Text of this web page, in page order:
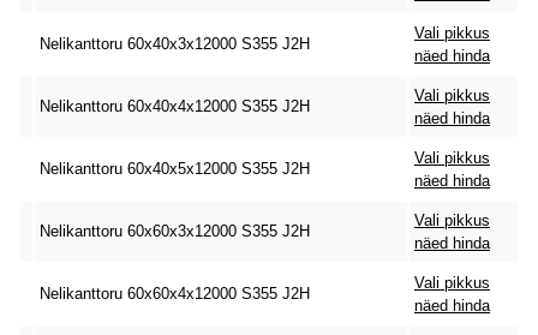
Nelikanttoru 60x40x3x12000 S355 J2H
Vali pikkus
näed hinda
Nelikanttoru 60x40x4x12000 S355 J2H
Vali pikkus
näed hinda
Nelikanttoru 60x40x5x12000 S355 J2H
Vali pikkus
näed hinda
Nelikanttoru 60x60x3x12000 S355 J2H
Vali pikkus
näed hinda
Nelikanttoru 60x60x4x12000 S355 J2H
Vali pikkus
näed hinda